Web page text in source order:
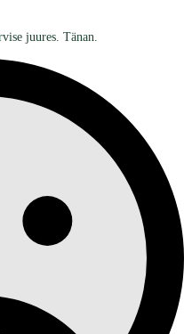
juures. Tänan.